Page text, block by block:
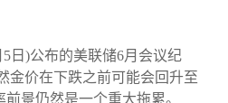
日)公布的美联储6月会议纪
金价在下跌之前可能会回升至
景仍然是一个重大拖累。